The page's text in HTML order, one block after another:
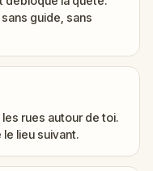
sans guide, sans
rues autour de toi.
lieu suivant.